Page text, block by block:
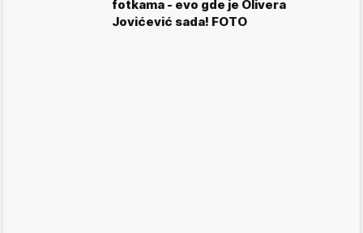
fotkama - evo gde je Olivera
Jovićević sada! FOTO